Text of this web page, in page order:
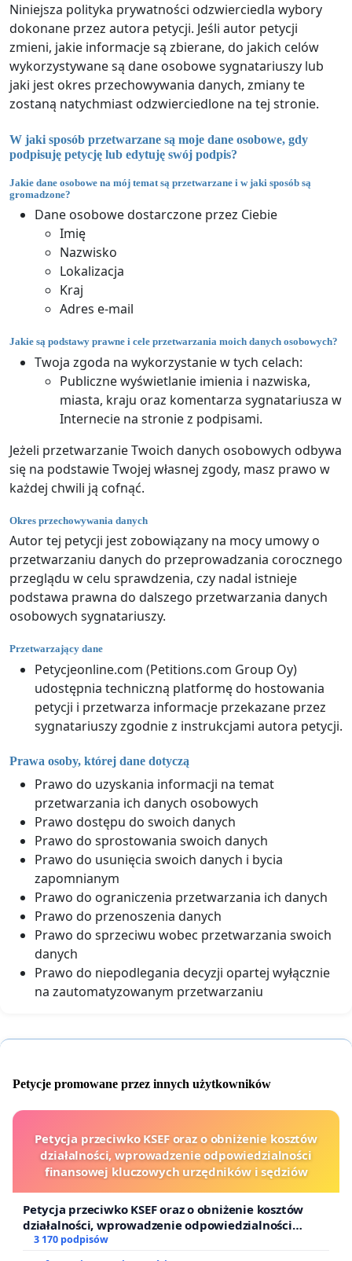
Niniejsza polityka prywatności odzwierciedla wybory
dokonane przez autora petycji. Jeśli autor petycji
zmieni, jakie informacje są zbierane, do jakich celów
wykorzystywane są dane osobowe sygnatariuszy lub
jaki jest okres przechowywania danych, zmiany te
zostaną natychmiast odzwierciedlone na tej stronie.
W jaki sposób przetwarzane są moje dane osobowe, gdy
podpisuję petycję lub edytuję swój podpis?
Jakie dane osobowe na mój temat są przetwarzane i w jaki sposób są
gromadzone?
Dane osobowe dostarczone przez Ciebie
Imię
Nazwisko
Lokalizacja
Kraj
Adres e-mail
Jakie są podstawy prawne i cele przetwarzania moich danych osobowych?
Twoja zgoda na wykorzystanie w tych celach:
Publiczne wyświetlanie imienia i nazwiska,
miasta, kraju oraz komentarza sygnatariusza w
Internecie na stronie z podpisami.
Jeżeli przetwarzanie Twoich danych osobowych odbywa
się na podstawie Twojej własnej zgody, masz prawo w
każdej chwili ją cofnąć.
Okres przechowywania danych
Autor tej petycji jest zobowiązany na mocy umowy o
przetwarzaniu danych do przeprowadzania corocznego
przeglądu w celu sprawdzenia, czy nadal istnieje
podstawa prawna do dalszego przetwarzania danych
osobowych sygnatariuszy.
Przetwarzający dane
Petycjeonline.com (Petitions.com Group Oy)
udostępnia techniczną platformę do hostowania
petycji i przetwarza informacje przekazane przez
sygnatariuszy zgodnie z instrukcjami autora petycji.
Prawa osoby, której dane dotyczą
Prawo do uzyskania informacji na temat
przetwarzania ich danych osobowych
Prawo dostępu do swoich danych
Prawo do sprostowania swoich danych
Prawo do usunięcia swoich danych i bycia
zapomnianym
Prawo do ograniczenia przetwarzania ich danych
Prawo do przenoszenia danych
Prawo do sprzeciwu wobec przetwarzania swoich
danych
Prawo do niepodlegania decyzji opartej wyłącznie
na zautomatyzowanym przetwarzaniu
Petycje promowane przez innych użytkowników
Petycja przeciwko KSEF oraz o obniżenie kosztów
działalności, wprowadzenie odpowiedzialności
finansowej kluczowych urzędników i sędziów
Petycja przeciwko KSEF oraz o obniżenie kosztów
działalności, wprowadzenie odpowiedzialności
finansowej kluczowych urzędników i sędziów
3 170 podpisów